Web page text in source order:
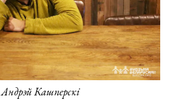
Андрэй Кашперскі